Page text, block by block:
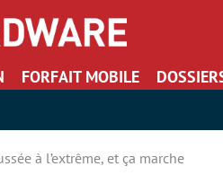
FORFAIT MOBILE
à l’extrême, et ça marche